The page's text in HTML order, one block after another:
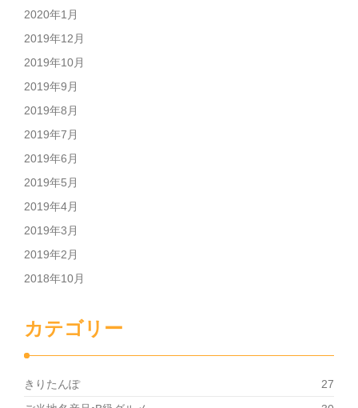
2020年1月
2019年12月
2019年10月
2019年9月
2019年8月
2019年7月
2019年6月
2019年5月
2019年4月
2019年3月
2019年2月
2018年10月
カテゴリー
きりたんぽ
27